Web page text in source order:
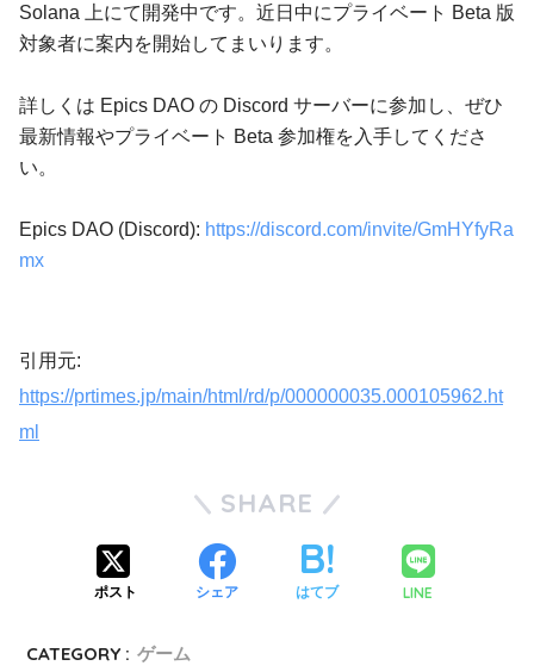
Solana 上にて開発中です。近日中にプライベート Beta 版
対象者に案内を開始してまいります。
詳しくは Epics DAO の Discord サーバーに参加し、ぜひ
最新情報やプライベート Beta 参加権を入手してくださ
い。
Epics DAO (Discord): https://discord.com/invite/GmHYfyRa
mx
引用元:
https://prtimes.jp/main/html/rd/p/000000035.000105962.ht
ml
SHARE
ポスト シェア はてブ LINE
CATEGORY : ゲーム